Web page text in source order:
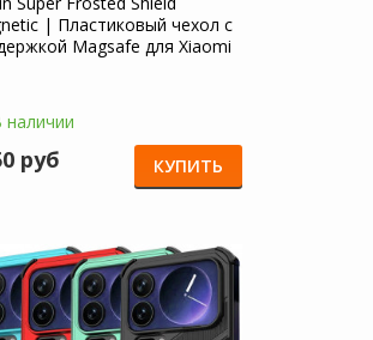
| Пластиковый чехол с
Magsafe для Xiaomi
наличии
руб КУПИТЬ